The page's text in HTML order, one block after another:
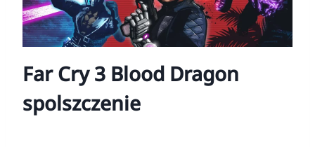
Far Cry 3 Blood Dragon
spolszczenie